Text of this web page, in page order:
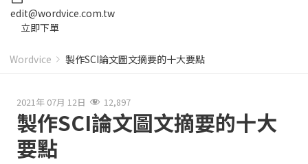
edit@wordvice.com.tw
立即下單
Wordvice 製作SCI論文圖文摘要的十大要點
2021年 07月 12日 12,897
製作SCI論文圖文摘要的十大
要點